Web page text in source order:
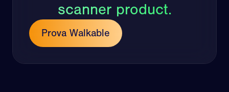
scanner product.
Prova Walkable